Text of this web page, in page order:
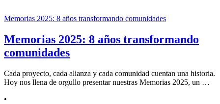
Memorias 2025: 8 años transformando comunidades
Memorias 2025: 8 años transformando
comunidades
Cada proyecto, cada alianza y cada comunidad cuentan una historia.
Hoy nos llena de orgullo presentar nuestras Memorias 2025, un …
•